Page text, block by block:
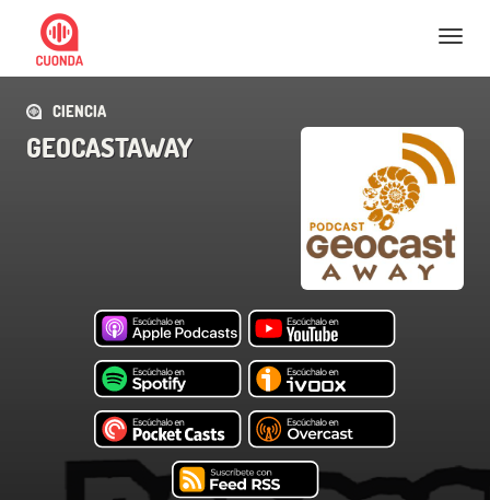
Nav
CIENCIA
GEOCASTAWAY